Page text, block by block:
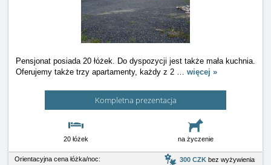
Pensjonat posiada 20 łóżek. Do dyspozycji jest także mała kuchnia.
Oferujemy także trzy apartamenty, każdy z 2 … więcej »
Kompletna prezentacja
20 łóżek na życzenie
Orientacyjna cena łóżka/noc: 300 CZK bez wyżywienia